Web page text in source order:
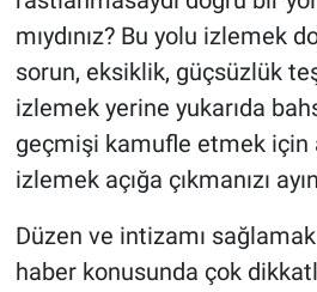
mıydınız? Bu yolu izlemek
sorun, eksiklik, güçsüzlük
izlemek yerine yukarıda
geçmişi kamufle etmek için
izlemek açığa çıkmanızı
Düzen ve intizamı
haber konusunda çok